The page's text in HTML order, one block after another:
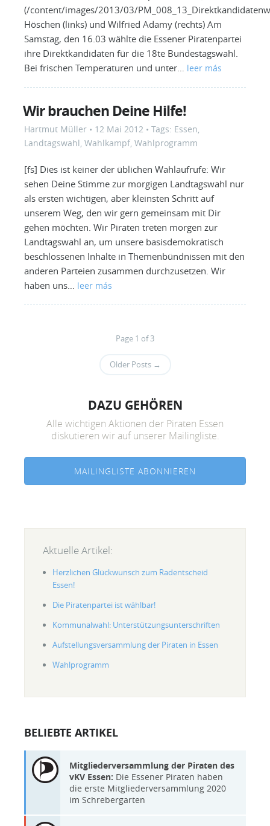
(/content/images/2013/03/
Höschen (links) und Wilfried Adamy (rechts) Am
Samstag, den 16.03 wählte die Essener Piratenpartei
ihre Direktkandidaten für die 18te Bundestagswahl.
Bei frischen Temperaturen und unter… leer más
Wir brauchen Deine Hilfe!
Hartmut Müller • 12 Mai 2012 • Tags: Essen,
Landtagswahl,Wahlkampf,Wahlprogramm
[fs] Dies ist keiner der üblichen Wahlaufrufe: Wir
sehen Deine Stimme zur morgigen Landtagswahl nur
als ersten wichtigen, aber kleinsten Schritt auf
unserem Weg, den wir gern gemeinsam mit Dir
gehen möchten. Wir Piraten treten morgen zur
Landtagswahl an, um unsere basisdemokratisch
beschlossenen Inhalte in Themenbündnissen mit den
anderen Parteien zusammen durchzusetzen. Wir
haben uns… leer más
Page 1 of 3
Older Posts →
DAZU GEHÖREN
Alle wichtigen Aktionen der Piraten Essen
diskutieren wir auf unserer Mailingliste.
MAILINGLISTE ABONNIEREN
Aktuelle Artikel:
Herzlichen Glückwunsch zum Radentscheid
Essen!
Die Piratenpartei ist wählbar!
Kommunalwahl: Unterstützungsunterschriften
Aufstellungsversammlung der Piraten in Essen
Wahlprogramm
BELIEBTE ARTIKEL
Mitgliederversammlung der Piraten des
vKV Essen: Die Essener Piraten haben
die erste Mitgliederversammlung 2020
im Schrebergarten